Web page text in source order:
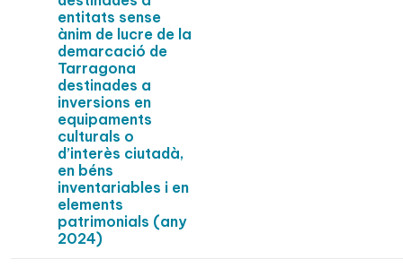
entitats sense
ànim de lucre de la
demarcació de
Tarragona
destinades a
inversions en
equipaments
culturals o
d’interès ciutadà,
en béns
inventariables i en
elements
patrimonials (any
2024)